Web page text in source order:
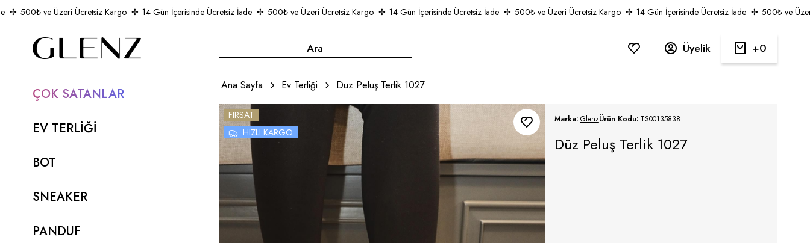
500₺ ve Üzeri Ücretsiz Kargo 14 Gün İçerisinde Ücretsiz İade 500₺ ve Üzeri Ücretsiz Kargo 14 Gün İçerisinde Ücretsiz İade 500₺ ve Üzeri Ücretsiz Kargo 14 Gün İçerisinde Ücretsiz İade 500₺ ve Üzeri
Üyelik 0
ÇOK SATANLAR
EV TERLİĞİ
BOT
SNEAKER
PANDUF
Ana Sayfa Ev Terliği Düz Peluş Terlik 1027
FIRSAT
HIZLI KARGO
Marka: GlenzÜrün Kodu: TS00135838
Düz Peluş Terlik 1027